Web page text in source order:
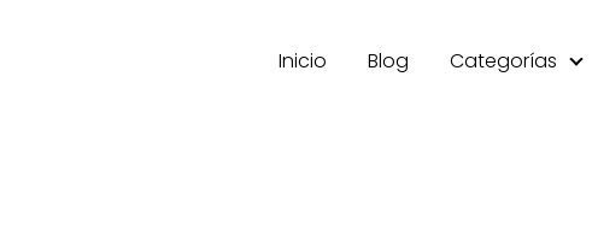
Inicio Blog Categorías